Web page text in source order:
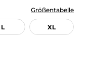
Größentabelle
L XL